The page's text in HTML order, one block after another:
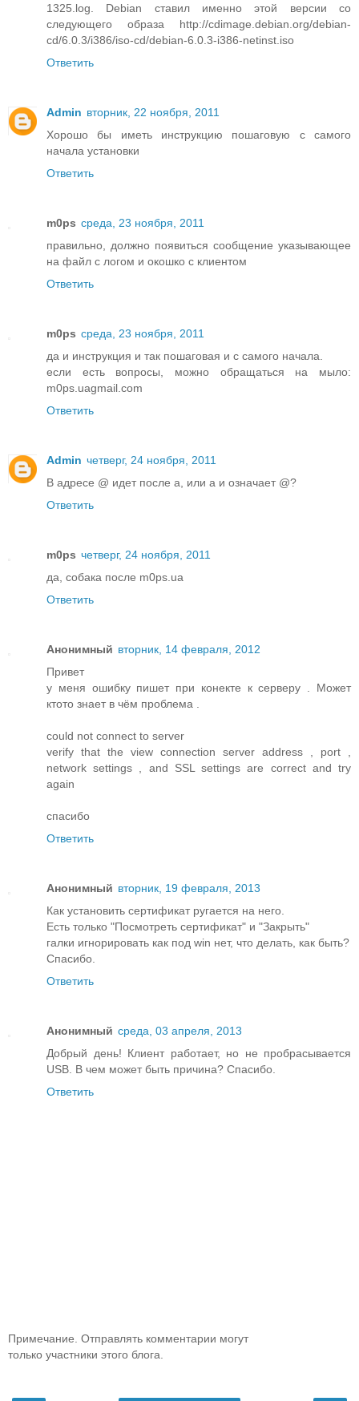
1325.log. Debian ставил именно этой версии со
следующего образа http://cdimage.debian.org/debian-
cd/6.0.3/i386/iso-cd/debian-6.0.3-i386-netinst.iso
Ответить
Admin вторник, 22 ноября, 2011
Хорошо бы иметь инструкцию пошаговую с самого
начала установки
Ответить
m0ps среда, 23 ноября, 2011
правильно, должно появиться сообщение указывающее
на файл с логом и окошко с клиентом
Ответить
m0ps среда, 23 ноября, 2011
да и инструкция и так пошаговая и с самого начала.
если есть вопросы, можно обращаться на мыло:
m0ps.uagmail.com
Ответить
Admin четверг, 24 ноября, 2011
В адресе @ идет после а, или а и означает @?
Ответить
m0ps четверг, 24 ноября, 2011
да, собака после m0ps.ua
Ответить
Анонимный вторник, 14 февраля, 2012
Привет
у меня ошибку пишет при конекте к серверу . Может
ктото знает в чём проблема .
could not connect to server
verify that the view connection server address , port ,
network settings , and SSL settings are correct and try
again
спасибо
Ответить
Анонимный вторник, 19 февраля, 2013
Как установить сертификат ругается на него.
Есть только "Посмотреть сертификат" и "Закрыть"
галки игнорировать как под win нет, что делать, как быть?
Спасибо.
Ответить
Анонимный среда, 03 апреля, 2013
Добрый день! Клиент работает, но не пробрасывается
USB. В чем может быть причина? Спасибо.
Ответить
Примечание. Отправлять комментарии могут
только участники этого блога.